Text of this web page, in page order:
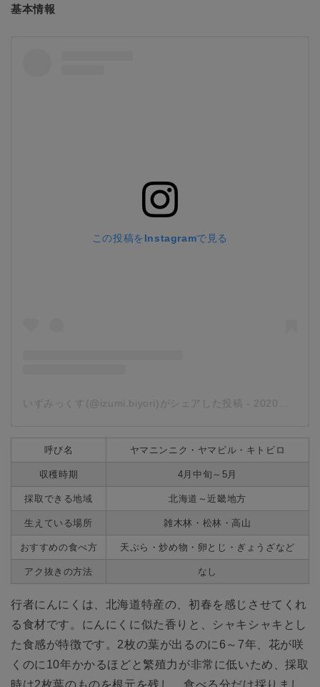
基本情報
この投稿をInstagramで見る
いずみっくす(@izumi.biyori)がシェアした投稿 - 2020年 5月月23日午前6時40分PDT
呼び名 ヤマニンニク・ヤマビル・キトビロ
収穫時期 4月中旬～5月
採取できる地域 北海道～近畿地方
生えている場所 雑木林・松林・高山
おすすめの食べ方 天ぷら・炒め物・卵とじ・ぎょうざなど
アク抜きの方法 なし
行者にんにくは、北海道特産の、初春を感じさせてくれ
る食材です。にんにくに似た香りと、シャキシャキとし
た食感が特徴です。2枚の葉が出るのに6～7年、花が咲
くのに10年かかるほどと繁殖力が非常に低いため、採取
時は2枚葉のものを根元を残し、食べる分だけ採りまし